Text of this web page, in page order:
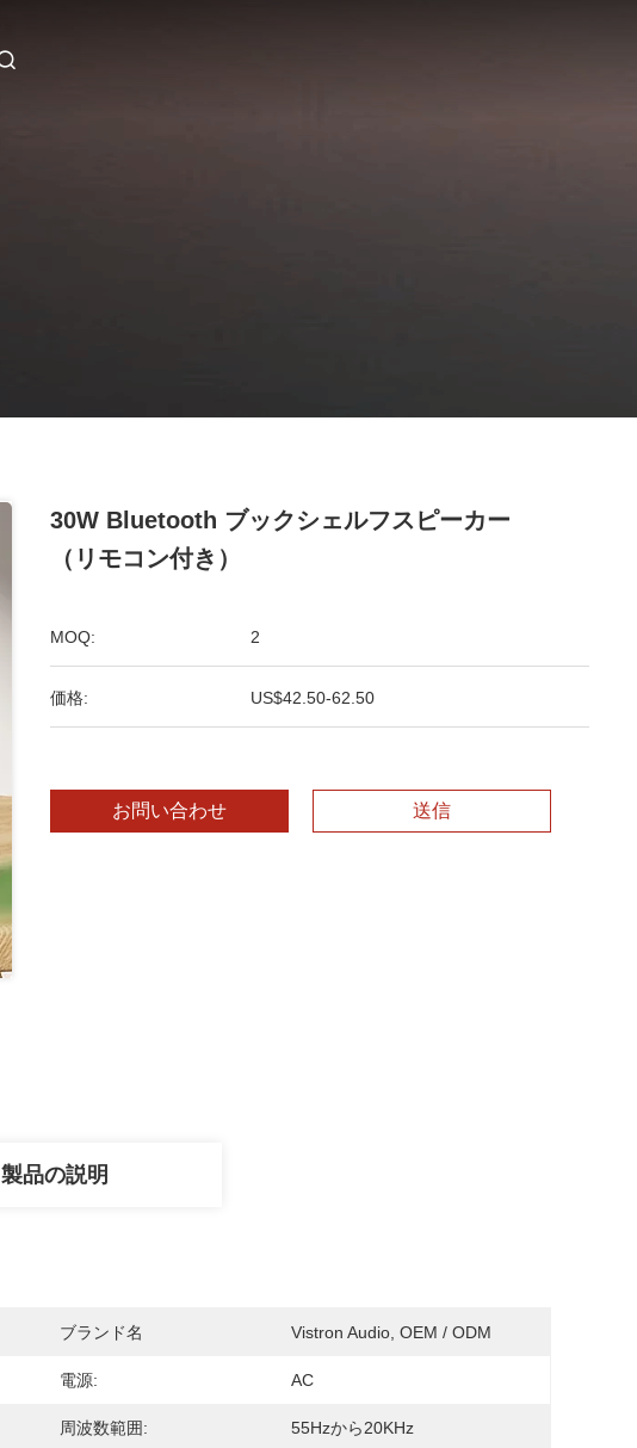
30W Bluetooth ブックシェルフスピーカー
（リモコン付き）
MOQ: 2
価格: US$42.50-62.50
お問い合わせ 送信
製品の説明
ブランド名 Vistron Audio, OEM / ODM
電源: AC
周波数範囲: 55Hzから20KHz